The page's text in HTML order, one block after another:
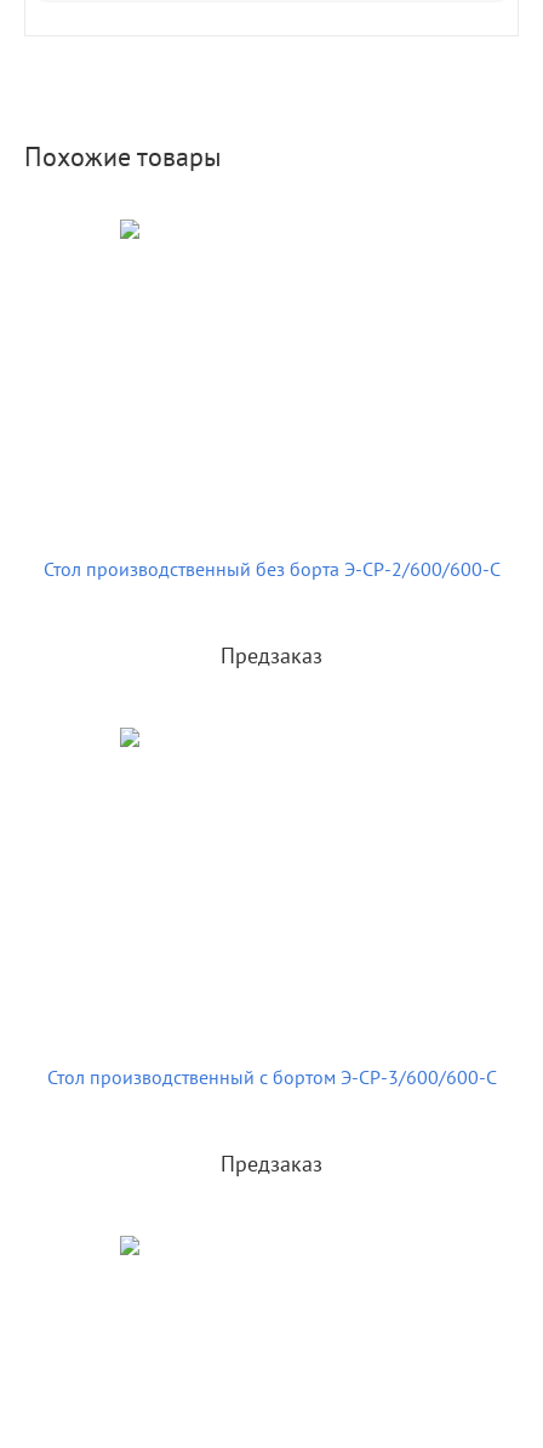
Похожие товары
Стол производственный без борта Э-СР-2/600/600-С
Предзаказ
Стол производственный с бортом Э-СР-3/600/600-С
Предзаказ